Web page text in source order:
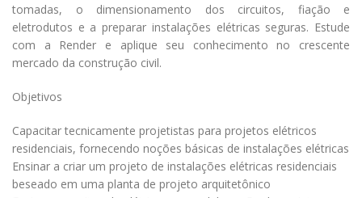
tomadas, o dimensionamento dos circuitos, fiação e
eletrodutos e a preparar instalações elétricas seguras. Estude
com a Render e aplique seu conhecimento no crescente
mercado da construção civil.
Objetivos
Capacitar tecnicamente projetistas para projetos elétricos
residenciais, fornecendo noções básicas de instalações elétricas
Ensinar a criar um projeto de instalações elétricas residenciais
beseado em uma planta de projeto arquitetônico